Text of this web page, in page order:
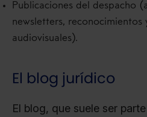
Publicaciones del despacho
newsletters, reconocimientos
audiovisuales).
El blog jurídico
El blog, que suele ser